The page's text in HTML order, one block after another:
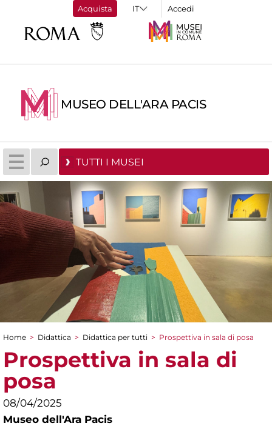
Acquista Accedi
MUSEO DELL'ARA PACIS
TUTTI I MUSEI
Tu sei qui
Home > Didattica > Didattica per tutti > Prospettiva in sala di posa
Prospettiva in sala di
posa
08/04/2025
Museo dell'Ara Pacis